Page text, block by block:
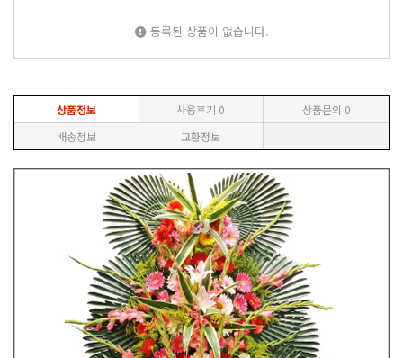
등록된 상품이 없습니다.
상품정보 사용후기 0 상품문의 0
배송정보
교환정보